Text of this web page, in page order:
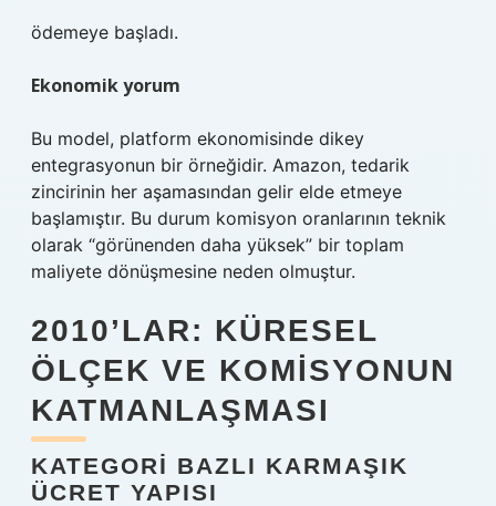
ödemeye başladı.
Ekonomik yorum
Bu model, platform ekonomisinde dikey
entegrasyonun bir örneğidir. Amazon, tedarik
zincirinin her aşamasından gelir elde etmeye
başlamıştır. Bu durum komisyon oranlarının teknik
olarak “görünenden daha yüksek” bir toplam
maliyete dönüşmesine neden olmuştur.
2010’LAR: KÜRESEL
ÖLÇEK VE KOMISYONUN
KATMANLAŞMASI
KATEGORI BAZLI KARMAŞIK
ÜCRET YAPISI